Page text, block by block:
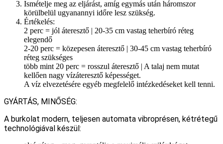
Ismételje meg az eljárást, amíg egymás után háromszor
körülbelül ugyanannyi időre lesz szükség.
Értékelés:
2 perc = jól áteresztő | 20-35 cm vastag teherbíró réteg
elegendő
2-20 perc = közepesen áteresztő | 30-45 cm vastag teherbíró
réteg szükséges
több mint 20 perc = rosszul áteresztő | A talaj nem mutat
kellően nagy vízáteresztő képességet.
A víz elvezetésére egyéb megfelelő intézkedéseket kell tenni.
GYÁRTÁS, MINŐSÉG:
A burkolat modern, teljesen automata vibroprésen, kétrétegű
technológiával készül: